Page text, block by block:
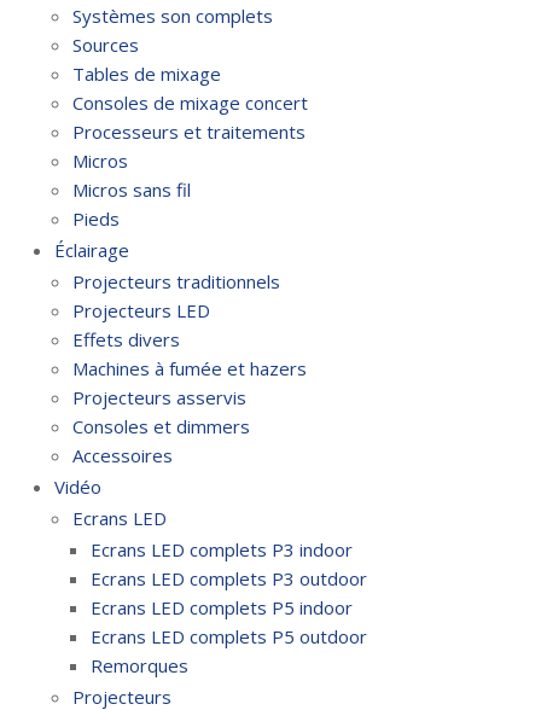
Systèmes son complets
Sources
Tables de mixage
Consoles de mixage concert
Processeurs et traitements
Micros
Micros sans fil
Pieds
Éclairage
Projecteurs traditionnels
Projecteurs LED
Effets divers
Machines à fumée et hazers
Projecteurs asservis
Consoles et dimmers
Accessoires
Vidéo
Ecrans LED
Ecrans LED complets P3 indoor
Ecrans LED complets P3 outdoor
Ecrans LED complets P5 indoor
Ecrans LED complets P5 outdoor
Remorques
Projecteurs